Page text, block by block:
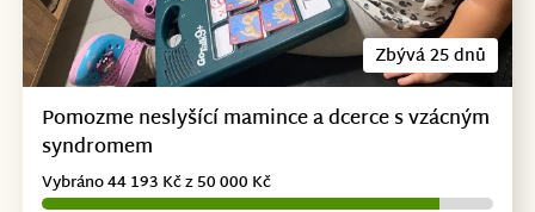
Zbývá 25 dnů
Pomozme neslyšící mamince a dcerce s vzácným
syndromem
Vybráno 44 193 Kč z 50 000 Kč